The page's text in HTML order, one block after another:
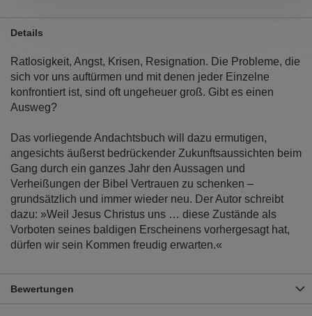
Details
Ratlosigkeit, Angst, Krisen, Resignation. Die Probleme, die
sich vor uns auftürmen und mit denen jeder Einzelne
konfrontiert ist, sind oft ungeheuer groß. Gibt es einen
Ausweg?
Das vorliegende Andachtsbuch will dazu ermutigen,
angesichts äußerst bedrückender Zukunftsaussichten beim
Gang durch ein ganzes Jahr den Aussagen und
Verheißungen der Bibel Vertrauen zu schenken –
grundsätzlich und immer wieder neu. Der Autor schreibt
dazu: »Weil Jesus Christus uns … diese Zustände als
Vorboten seines baldigen Erscheinens vorhergesagt hat,
dürfen wir sein Kommen freudig erwarten.«
Bewertungen